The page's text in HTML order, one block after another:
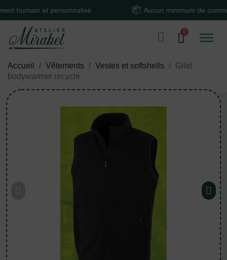
et personnalisé Aucun minimum de commande
Accueil Vêtements Vestes et softshells
Gilet
bodywarmer recyclé